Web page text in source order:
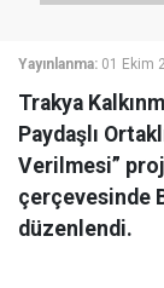
Yayınlanma: 01 Ekim
Trakya
Paydaşlı
Verilmesi”
çerçevesinde
düzenlendi.